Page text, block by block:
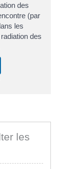
des
(par
les
des
les